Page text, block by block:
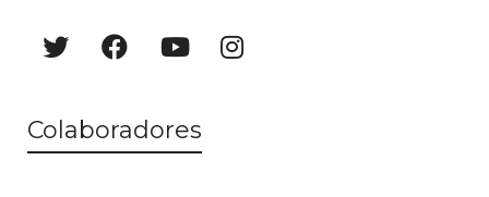
Colaboradores